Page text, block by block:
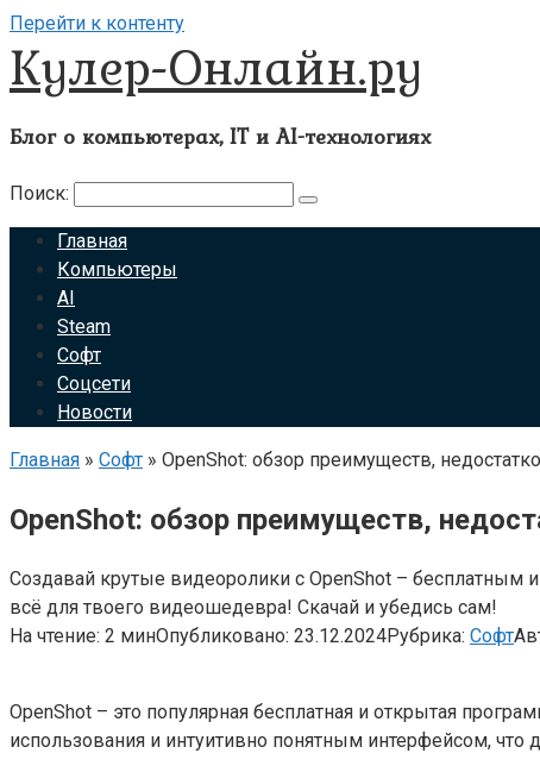
Перейти к контенту
Кулер-Онлайн.ру
Блог о компьютерах, IT и AI-технологиях
Поиск:
Главная
Компьютеры
AI
Steam
Софт
Соцсети
Новости
Главная » Софт » OpenShot: обзор преимуществ,
OpenShot: обзор преимуществ,
Создавай крутые видеоролики с OpenShot –
всё для твоего видеошедевра! Скачай и убедись сам!
На чтение: 2 минОпубликовано: 23.12.2024Рубрика: Софт
OpenShot – это популярная бесплатная и открытая
использования и интуитивно понятным интерфейсом,